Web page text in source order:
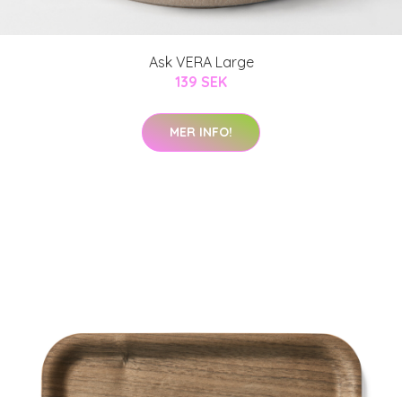
Ask VERA Large
139 SEK
MER INFO!